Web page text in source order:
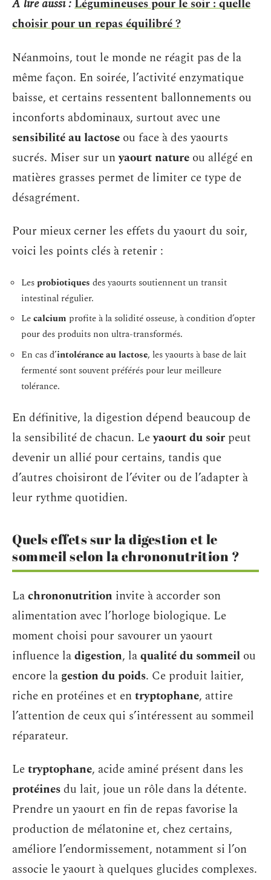
A lire aussi :Légumineuses pour le soir : quelle
choisir pour un repas équilibré ?
Néanmoins, tout le monde ne réagit pas de la
même façon. En soirée, l’activité enzymatique
baisse, et certains ressentent ballonnements ou
inconforts abdominaux, surtout avec une
sensibilité au lactose ou face à des yaourts
sucrés. Miser sur unyaourt nature ou allégé en
matières grasses permet de limiter ce type de
désagrément.
Pour mieux cerner les effets du yaourt du soir,
voici les points clés à retenir :
Lesprobiotiques des yaourts soutiennent un transit
intestinal régulier.
Lecalcium profite à la solidité osseuse, à condition d’opter
pour des produits non ultra-transformés.
En cas d’intolérance au lactose, les yaourts à base de lait
fermenté sont souvent préférés pour leur meilleure
tolérance.
En définitive, la digestion dépend beaucoup de
la sensibilité de chacun. Leyaourt du soir peut
devenir un allié pour certains, tandis que
d’autres choisiront de l’éviter ou de l’adapter à
leur rythme quotidien.
Quels effets sur la digestion et le
sommeil selon la chrononutrition ?
Lachrononutrition invite à accorder son
alimentation avec l’horloge biologique. Le
moment choisi pour savourer un yaourt
influence ladigestion, laqualité du sommeil ou
encore la gestion du poids. Ce produit laitier,
riche en protéines et entryptophane, attire
l’attention de ceux qui s’intéressent au sommeil
réparateur.
Letryptophane, acide aminé présent dans les
protéinesdu lait, joue un rôle dans la détente.
Prendre un yaourt en fin de repas favorise la
production de mélatonine et, chez certains,
améliore l’endormissement, notamment si l’on
associe le yaourt à quelques glucides complexes.